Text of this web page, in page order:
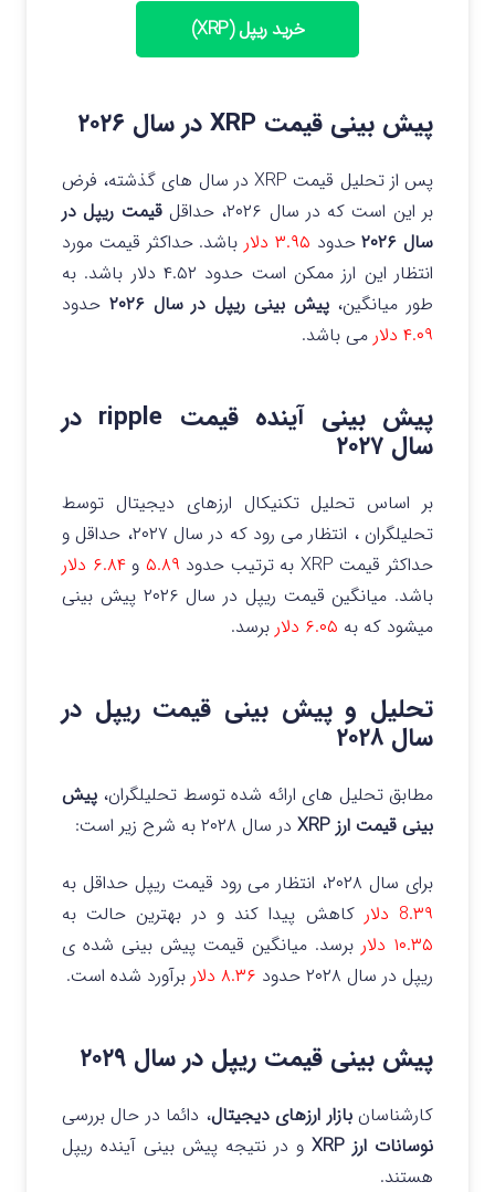
خرید ریپل (XRP)
پیش بینی قیمت XRP در سال ۲۰۲۶
پس از تحلیل قیمت‌ XRP در سال‌ های گذشته، فرض
بر این است که در سال ۲۰۲۶، حداقل
قیمت ریپل در
سال ۲۰۲۶
حدود ۳.۹۵ دلار
باشد. حداکثر قیمت مورد
انتظار این ارز ممکن است حدود ۴.۵۲ دلار باشد. به
طور میانگین،پیش بینی ریپل در سال ۲۰۲۶
حدود
۴.۰۹ دلار
می باشد.
پیش بینی آینده قیمت ripple در
سال ۲۰۲۷
بر اساس تحلیل تکنیکال ارزهای دیجیتال توسط
تحلیلگران ، انتظار می‌ رود که در سال ۲۰۲۷، حداقل و
حداکثر قیمت XRP به ترتیب حدود
۵.۸۹ و۶.۸۴ دلار
باشد. میانگین قیمت ریپل در سال ۲۰۲۶ پیش بینی
میشود که به ۶.۰۵ دلار برسد.
تحلیل و پیش بینی قیمت ریپل در
سال ۲۰۲۸
مطابق تحلیل های ارائه شده توسط تحلیلگران، پیش
بینی قیمت ارز XRP
در سال ۲۰۲۸ به شرح زیر است:
برای سال ۲۰۲۸، انتظار می‌ رود قیمت ریپل حداقل به
8.۳۹ دلار
کاهش پیدا کند و در بهترین حالت به
۱۰.۳۵ دلار
برسد. میانگین قیمت پیش بینی شده ی
ریپل در سال ۲۰۲۸ حدود
۸.۳۶ دلار برآورد شده است.
پیش بینی قیمت ریپل در سال ۲۰۲۹
کارشناسانبازار ارزهای دیجیتال، دائما در حال بررسی
نوسانات ارز XRP
و در نتیجه پیش بینی آینده ریپل
هستند.